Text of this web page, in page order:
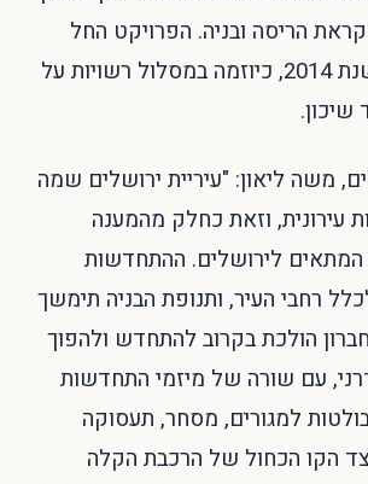
הריסה ובניה. הפרויקט החל
ביוזמה וותיקה בשנת 2014, כיוזמה במסלול רשויות על
שיכון.
משה ליאון: "עיריית ירושלים שמה
וזאת כחלק מהמענה
המתאים לירושלים. ההתחדשות
רחבי העיר, ותנופת הבניה תימשך
הולכת בקרוב להתחדש ולהפוך
עם שורה של מיזמי התחדשות
בולטות למגורים, מסחר, תעסוקה
הקו הכחול של הרכבת הקלה